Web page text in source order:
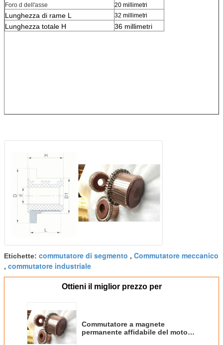
Foro d dell'asse 20 millimetri
Lunghezza di rame L 32 millimetri
Lunghezza totale H 36 millimetri
Etichette: commutatore di segmento , Commutatore meccanico
, commutatore industriale
Ottieni il miglior prezzo per
Commutatore a magnete
permanente affidabile del motore